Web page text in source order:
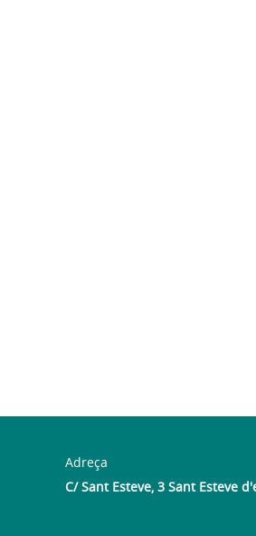
Adreça
C/ Sant Esteve, 3 Sant Esteve